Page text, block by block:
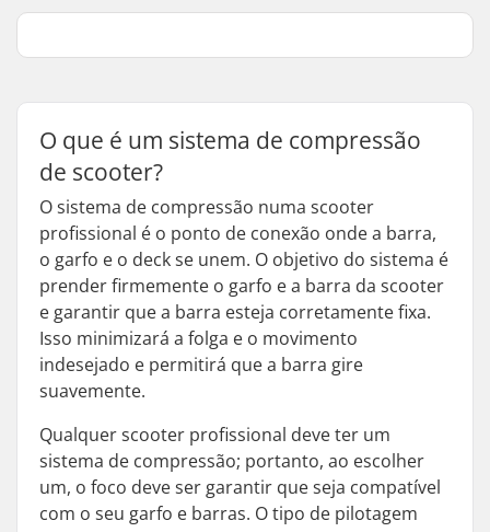
O que é um sistema de compressão
de scooter?
O sistema de compressão numa scooter
profissional é o ponto de conexão onde a barra,
o garfo e o deck se unem. O objetivo do sistema é
prender firmemente o garfo e a barra da scooter
e garantir que a barra esteja corretamente fixa.
Isso minimizará a folga e o movimento
indesejado e permitirá que a barra gire
suavemente.
Qualquer scooter profissional deve ter um
sistema de compressão; portanto, ao escolher
um, o foco deve ser garantir que seja compatível
com o seu garfo e barras. O tipo de pilotagem